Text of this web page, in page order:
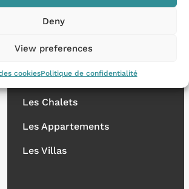
Deny
View preferences
cookiesPolitique de confidentialité
La Côte d'Azur
Les propriétés
Les Chalets
Les Appartements
Les Villas